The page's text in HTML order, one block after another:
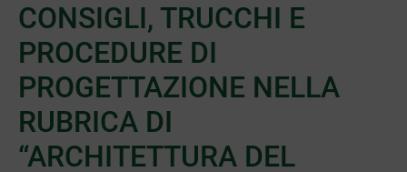
CONSIGLI, TRUCCHI E
PROCEDURE DI
PROGETTAZIONE NELLA
RUBRICA DI
“ARCHITETTURA DEL